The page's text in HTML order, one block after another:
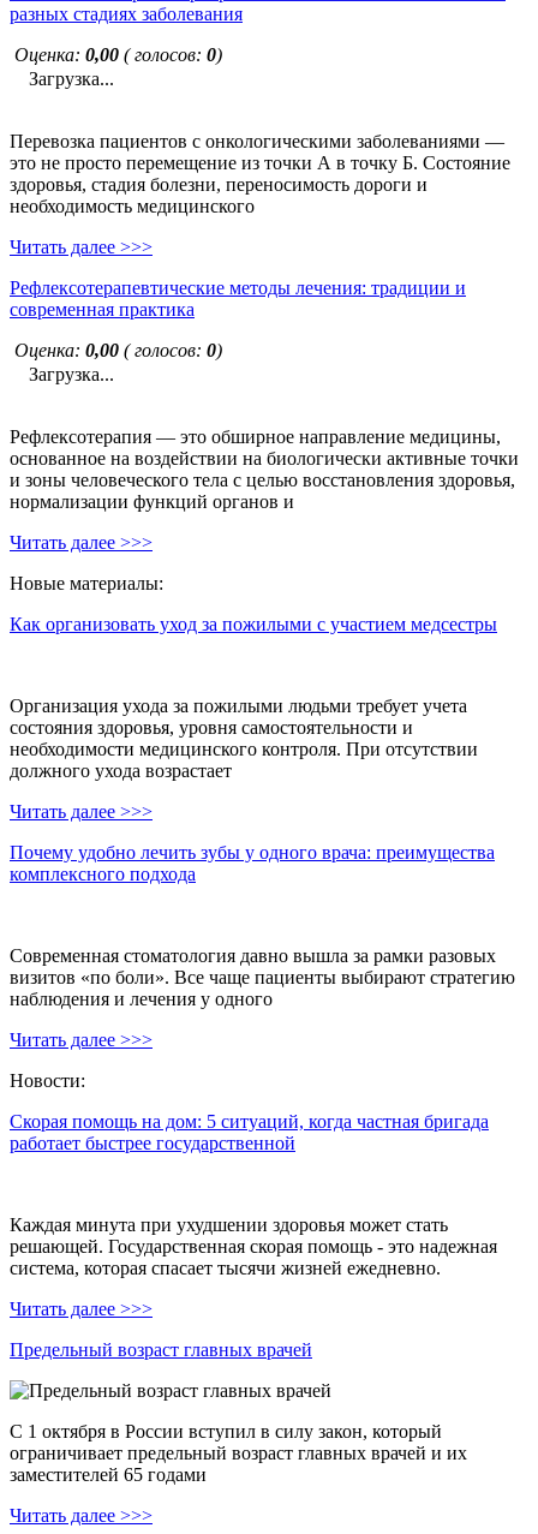
разных стадиях заболевания
Оценка: 0,00 ( голосов: 0)
Загрузка...
Перевозка пациентов с онкологическими заболеваниями —
это не просто перемещение из точки А в точку Б. Состояние
здоровья, стадия болезни, переносимость дороги и
необходимость медицинского
Читать далее >>>
Рефлексотерапевтические методы лечения: традиции и
современная практика
Оценка: 0,00 ( голосов: 0)
Загрузка...
Рефлексотерапия — это обширное направление медицины,
основанное на воздействии на биологически активные точки
и зоны человеческого тела с целью восстановления здоровья,
нормализации функций органов и
Читать далее >>>
Новые материалы:
Как организовать уход за пожилыми с участием медсестры
Организация ухода за пожилыми людьми требует учета
состояния здоровья, уровня самостоятельности и
необходимости медицинского контроля. При отсутствии
должного ухода возрастает
Читать далее >>>
Почему удобно лечить зубы у одного врача: преимущества
комплексного подхода
Современная стоматология давно вышла за рамки разовых
визитов «по боли». Все чаще пациенты выбирают стратегию
наблюдения и лечения у одного
Читать далее >>>
Новости:
Скорая помощь на дом: 5 ситуаций, когда частная бригада
работает быстрее государственной
Каждая минута при ухудшении здоровья может стать
решающей. Государственная скорая помощь - это надежная
система, которая спасает тысячи жизней ежедневно.
Читать далее >>>
Предельный возраст главных врачей
С 1 октября в России вступил в силу закон, который
ограничивает предельный возраст главных врачей и их
заместителей 65 годами
Читать далее >>>